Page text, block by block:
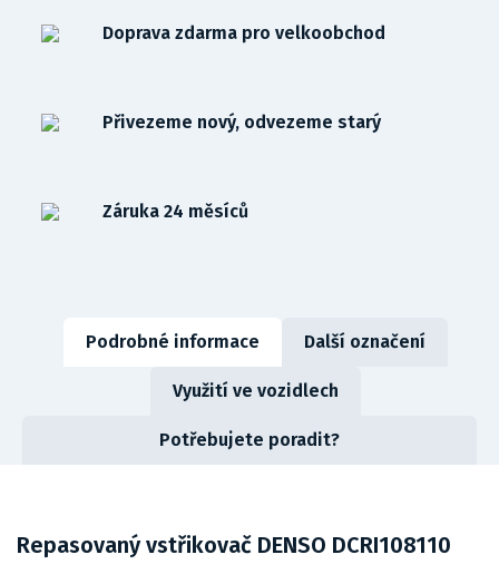
Doprava zdarma pro velkoobchod
Přivezeme nový, odvezeme starý
Záruka 24 měsíců
Podrobné informace Další označení
Využití ve vozidlech
Potřebujete poradit?
Repasovaný vstřikovač DENSO DCRI108110